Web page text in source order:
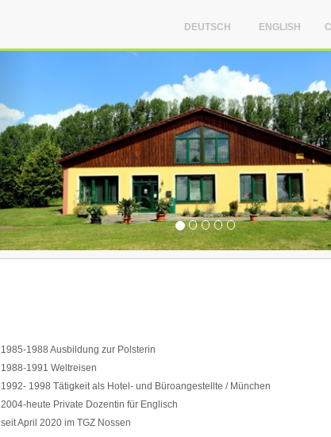
DEUTSCH ENGLISH
1985-1988 Ausbildung zur Polsterin
1988-1991 Weltreisen
1992- 1998 Tätigkeit als Hotel- und Büroangestellte / München
2004-heute Private Dozentin für Englisch
seit April 2020 im TGZ Nossen